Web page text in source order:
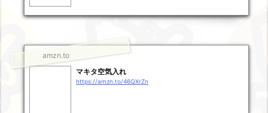
amzn.to
マキタ空気入れ
https://amzn.to/46QXrZn